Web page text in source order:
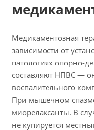
Медикаментозная
зависимости от
патологиях опорно-
составляют НПВС —
воспалительного
При мышечном
миорелаксанты. В
не купируется